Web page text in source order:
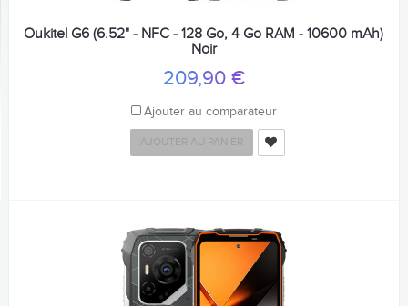
Oukitel G6 (6.52" - NFC - 128 Go, 4 Go RAM - 10600 mAh)
Noir
209,90 €
Ajouter au comparateur
AJOUTER AU PANIER